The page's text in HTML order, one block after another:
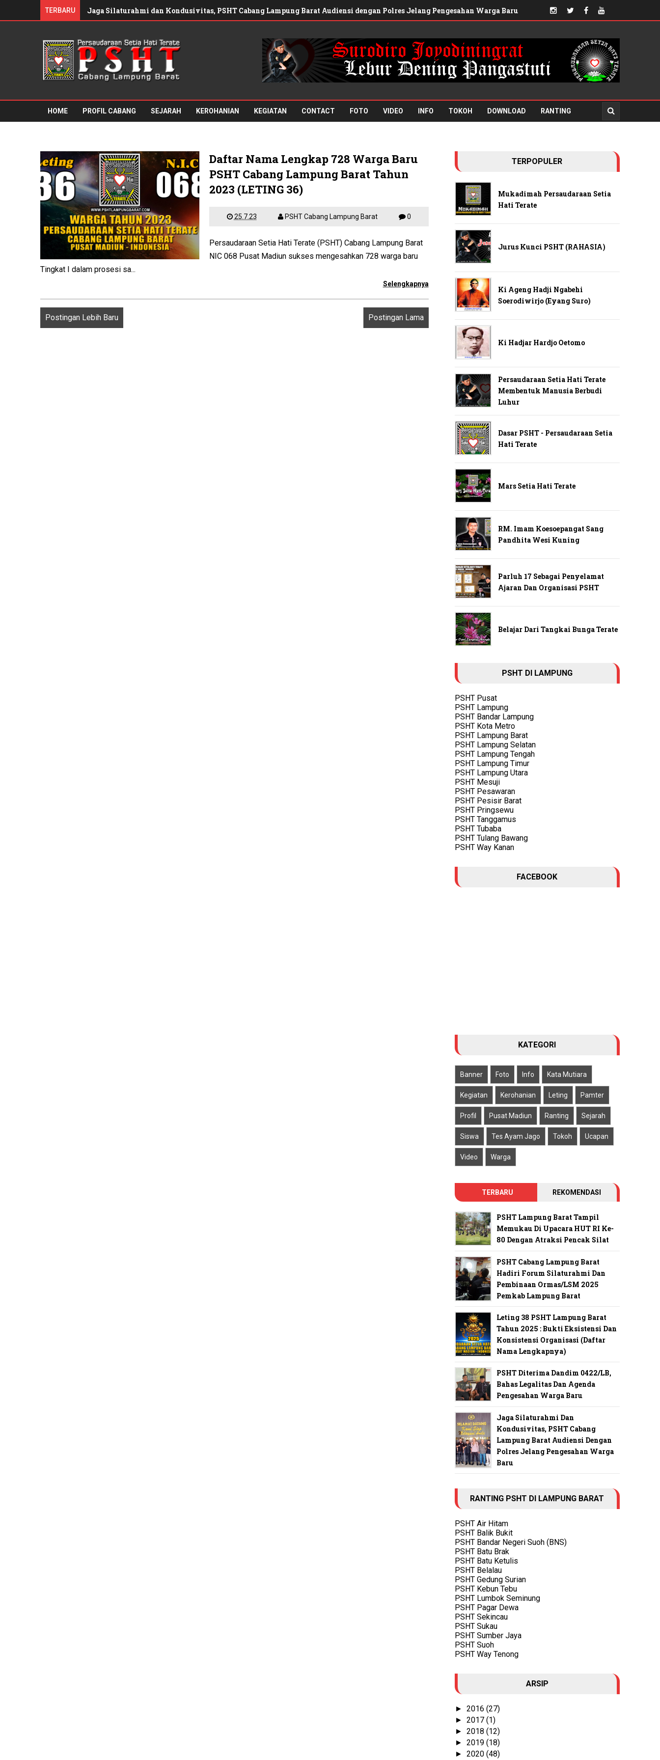
TERBARU Jaga Silaturahmi dan Kondusivitas, PSHT Cabang Lampung Barat Audiensi dengan Polres Jelang Pengesahan Warga Baru
HOME PROFIL CABANG SEJARAH KEROHANIAN KEGIATAN CONTACT FOTO VIDEO INFO TOKOH DOWNLOAD RANTING
Daftar Nama Lengkap 728 Warga Baru
PSHT Cabang Lampung Barat Tahun
2023 (LETING 36)
25.7.23 PSHT Cabang Lampung Barat 0
Persaudaraan Setia Hati Terate (PSHT) Cabang Lampung Barat
NIC 068 Pusat Madiun sukses mengesahkan 728 warga baru
Tingkat I dalam prosesi sa...
Selengkapnya
Postingan Lebih Baru Postingan Lama
TERPOPULER
Mukadimah Persaudaraan Setia
Hati Terate
Jurus Kunci PSHT (RAHASIA)
Ki Ageng Hadji Ngabehi
Soerodiwirjo (Eyang Suro)
Ki Hadjar Hardjo Oetomo
Persaudaraan Setia Hati Terate
Membentuk Manusia Berbudi
Luhur
Dasar PSHT - Persaudaraan Setia
Hati Terate
Mars Setia Hati Terate
RM. Imam Koesoepangat Sang
Pandhita Wesi Kuning
Parluh 17 Sebagai Penyelamat
Ajaran Dan Organisasi PSHT
Belajar Dari Tangkai Bunga Terate
PSHT DI LAMPUNG
PSHT Pusat
PSHT Lampung
PSHT Bandar Lampung
PSHT Kota Metro
PSHT Lampung Barat
PSHT Lampung Selatan
PSHT Lampung Tengah
PSHT Lampung Timur
PSHT Lampung Utara
PSHT Mesuji
PSHT Pesawaran
PSHT Pesisir Barat
PSHT Pringsewu
PSHT Tanggamus
PSHT Tubaba
PSHT Tulang Bawang
PSHT Way Kanan
FACEBOOK
KATEGORI
Banner Foto Info Kata Mutiara
Kegiatan Kerohanian Leting Pamter
Profil Pusat Madiun Ranting Sejarah
Siswa Tes Ayam Jago Tokoh Ucapan
Video Warga
TERBARU REKOMENDASI
PSHT Lampung Barat Tampil
Memukau Di Upacara HUT RI Ke-
80 Dengan Atraksi Pencak Silat
PSHT Cabang Lampung Barat
Hadiri Forum Silaturahmi Dan
Pembinaan Ormas/LSM 2025
Pemkab Lampung Barat
Leting 38 PSHT Lampung Barat
Tahun 2025 : Bukti Eksistensi Dan
Konsistensi Organisasi (Daftar
Nama Lengkapnya)
PSHT Diterima Dandim 0422/LB,
Bahas Legalitas Dan Agenda
Pengesahan Warga Baru
Jaga Silaturahmi Dan
Kondusivitas, PSHT Cabang
Lampung Barat Audiensi Dengan
Polres Jelang Pengesahan Warga
Baru
RANTING PSHT DI LAMPUNG BARAT
PSHT Air Hitam
PSHT Balik Bukit
PSHT Bandar Negeri Suoh (BNS)
PSHT Batu Brak
PSHT Batu Ketulis
PSHT Belalau
PSHT Gedung Surian
PSHT Kebun Tebu
PSHT Lumbok Seminung
PSHT Pagar Dewa
PSHT Sekincau
PSHT Sukau
PSHT Sumber Jaya
PSHT Suoh
PSHT Way Tenong
ARSIP
► 2016 (27)
► 2017 (1)
► 2018 (12)
► 2019 (18)
► 2020 (48)